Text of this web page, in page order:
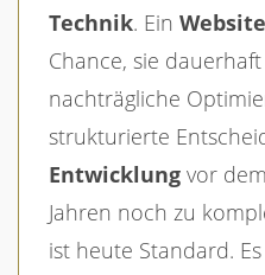
Technik. Ein
Chance, sie
nachträgliche
strukturierte
Entwicklung vor
Jahren noch zu
ist heute Standard.